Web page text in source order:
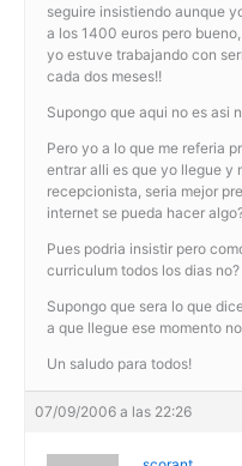
seguire insistiendo aunque
a los 1400 euros pero
yo estuve trabajando con
cada dos meses!!
Supongo que aqui no es asi
Pero yo a lo que me referia
entrar alli es que yo llegue y
recepcionista, seria mejor
internet se pueda hacer
Pues podria insistir pero
curriculum todos los dias no?
Supongo que sera lo que
a que llegue ese momento
Un saludo para todos!
07/09/2006 a las 22:26